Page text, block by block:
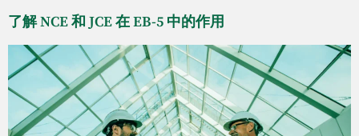
了解 NCE 和 JCE 在 EB-5 中的作用